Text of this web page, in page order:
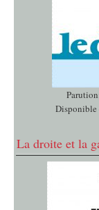
Disponible
La droite et la